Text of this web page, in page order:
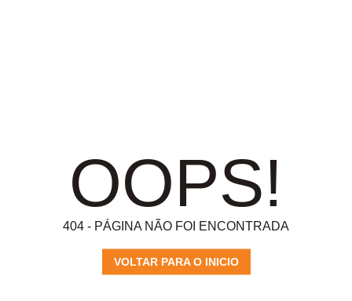
OOPS!
404 - PÁGINA NÃO FOI ENCONTRADA
VOLTAR PARA O INICIO